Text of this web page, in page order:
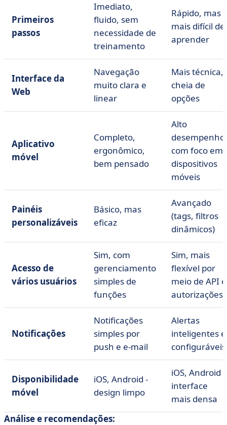
Primeiros
passos
Imediato,
fluido, sem
necessidade de
treinamento
Rápido, mas
mais difícil de
aprender
Interface da
Web
Navegação
muito clara e
linear
Mais técnica,
cheia de
opções
Aplicativo
móvel
Completo,
ergonômico,
bem pensado
Alto
desempenho,
com foco em
dispositivos
móveis
Painéis
personalizáveis
Básico, mas
eficaz
Avançado
(tags, filtros
dinâmicos)
Acesso de
vários usuários
Sim, com
gerenciamento
simples de
funções
Sim, mais
flexível por
meio de API e
autorizações
Notificações
Notificações
simples por
push e e-mail
Alertas
inteligentes e
configuráveis
Disponibilidade
móvel
iOS, Android -
design limpo
iOS, Android -
interface
mais densa
Análise e recomendações: